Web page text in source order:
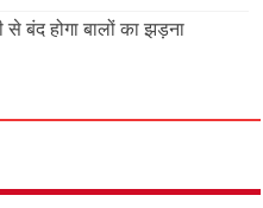
बंद होगा बालों का झड़ना